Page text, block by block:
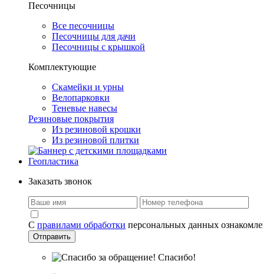
Песочницы
Все песочницы
Песочницы для дачи
Песочницы с крышкой
Комплектующие
Скамейки и урны
Велопарковки
Теневые навесы
Резиновые покрытия
Из резиновой крошки
Из резиновой плитки
Геопластика
Заказать звонок
С правилами обработки персональных данных
Спасибо!